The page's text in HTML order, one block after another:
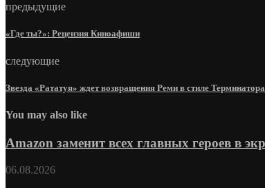
предыдущие
«Где ты?»: Рецензия Киноафиши
следующие
Звезда «Рататуя» ждет возвращения Реми в стиле Терминатора
You may also like
Amazon заменит всех главных героев в
06.08.2026